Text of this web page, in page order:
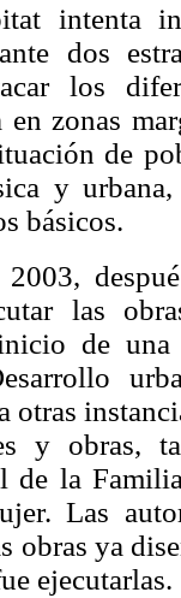
intenta
dos
los
en zonas
de
y
básicos.
2003,
las
de una
otras
y obras,
de la
Las
obras ya
ejecutarlas.